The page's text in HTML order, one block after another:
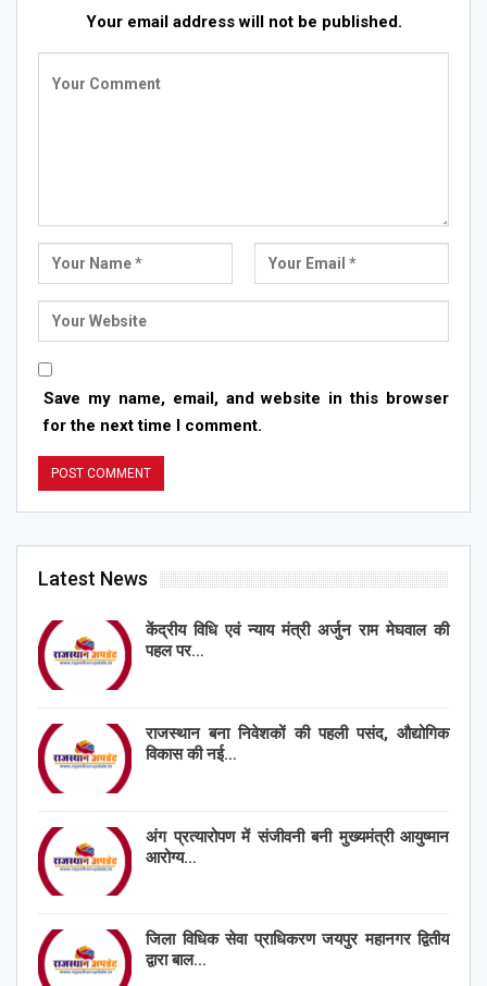
Your email address will not be published.
Save my name, email, and website in this browser
for the next time I comment.
Latest News
केंद्रीय विधि एवं न्याय मंत्री अर्जुन राम मेघवाल की
पहल पर…
राजस्थान बना निवेशकों की पहली पसंद, औद्योगिक
विकास की नई…
अंग प्रत्यारोपण में संजीवनी बनी मुख्यमंत्री आयुष्मान
आरोग्य…
जिला विधिक सेवा प्राधिकरण जयपुर महानगर द्वितीय
द्वारा बाल…